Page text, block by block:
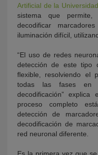
Artificial de la
sistema que
decodificar
iluminación difícil,
“El uso de redes
detección de este tipo
flexible, resolviendo el
todas las fases en
decodificación” explica
proceso completo
detección de
decodificación de
red neuronal diferente.